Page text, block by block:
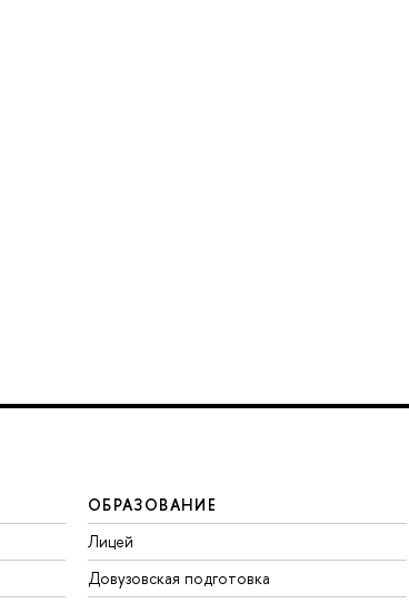
ОБРАЗОВАНИЕ
Лицей
Довузовская подготовка